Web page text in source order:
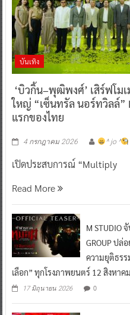
บันเทิง
‘บิวกิ้น–พุฒิพงศ์’ เสิร์ฟโม
ใหญ่ “เซ็นทรัล นอร์ทวิลล์”
แรกของไทย
4 กรกฎาคม 2026 ^ jo ^
เปิดประสบการณ์ “Multiply
Read More
M STUDIO
GROUP ปล่
ความยุติธรร
เลือก” ทุกโรงภาพยนตร์ 12 สิงหาค
17 มิถุนายน 2026 0